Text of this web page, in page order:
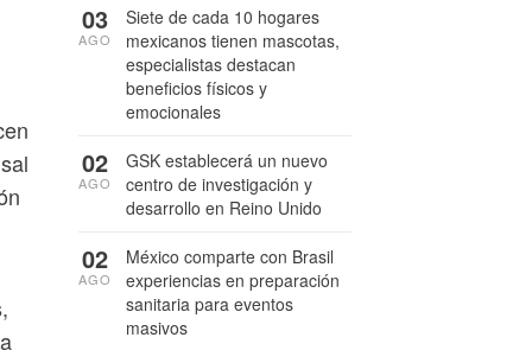
Siete de cada 10 hogares
mexicanos tienen mascotas,
especialistas destacan
beneficios físicos y
emocionales
03
AGO
GSK establecerá un nuevo
centro de investigación y
desarrollo en Reino Unido
02
AGO
México comparte con Brasil
experiencias en preparación
sanitaria para eventos
masivos
02
AGO